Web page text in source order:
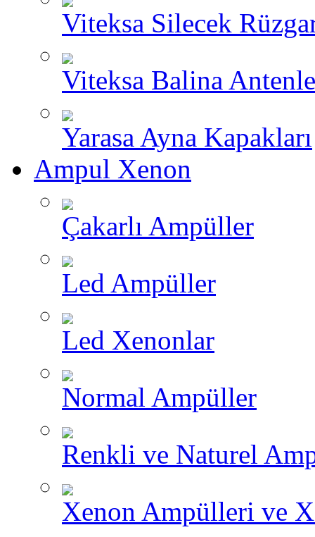
Viteksa Silecek
Viteksa Balina
Yarasa Ayna Kapakları
Ampul Xenon
Çakarlı Ampüller
Led Ampüller
Led Xenonlar
Normal Ampüller
Renkli ve Naturel
Xenon Ampülleri ve